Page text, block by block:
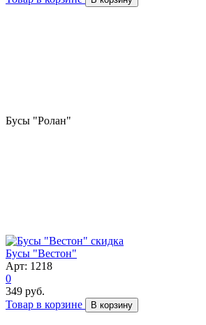
Бусы "Ролан"
скидка
Бусы "Вестон"
Арт: 1218
0
349 руб.
Товар в корзине
В корзину